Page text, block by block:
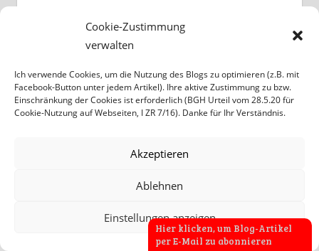
Cookie-Zustimmung
verwalten
Ich verwende Cookies, um die Nutzung des Blogs zu optimieren (z.B. mit
Facebook-Button unter jedem Artikel). Ihre aktive Zustimmung zu bzw.
Einschränkung der Cookies ist erforderlich (BGH Urteil vom 28.5.20 für
Cookie-Nutzung auf Webseiten, I ZR 7/16). Danke für Ihr Verständnis.
Akzeptieren
Ablehnen
Einstellungen anzeigen
Ich bitte den Fehler zu entschuldigen.
6 FALLBERICHTE HOMÖOPATHIE GEGEN
Patientin mit Covid-19 und Brustkrebs.
Ergebnis: nur 2 Tage leichte Temperatur
Hier klicken, um Blog-Artikel
per E-Mail zu abonnieren